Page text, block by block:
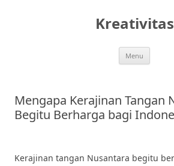
Kreativitas
Menu
Mengapa Kerajinan Tangan
Begitu Berharga bagi
Kerajinan tangan Nusantara begitu